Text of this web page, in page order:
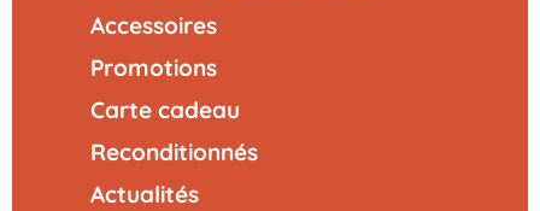
Accessoires
Promotions
Carte cadeau
Reconditionnés
Actualités